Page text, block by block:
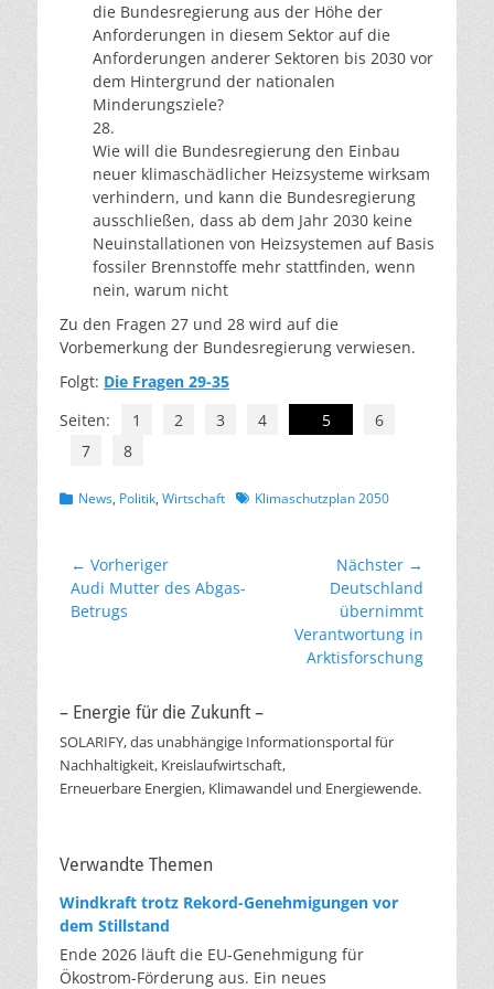
die Bundesregierung aus der Höhe der
Anforderungen in diesem Sektor auf die
Anforderungen anderer Sektoren bis 2030 vor
dem Hintergrund der nationalen
Minderungsziele?
28.
Wie will die Bundesregierung den Einbau
neuer klimaschädlicher Heizsysteme wirksam
verhindern, und kann die Bundesregierung
ausschließen, dass ab dem Jahr 2030 keine
Neuinstallationen von Heizsystemen auf Basis
fossiler Brennstoffe mehr stattfinden, wenn
nein, warum nicht
Zu den Fragen 27 und 28 wird auf die
Vorbemerkung der Bundesregierung verwiesen.
Folgt: Die Fragen 29-35
Seiten:
1 2 3 4 5
6
7
8
Kategorien
News, Politik, Wirtschaft Schlagworte
Klimaschutzplan 2050
Beitragsnavigation
← Vorheriger
Vorheriger
Beitrag:
Audi Mutter des Abgas-
Betrugs
Nächster →
Deutschland
übernimmt
Verantwortung in
Arktisforschung
– Energie für die Zukunft –
SOLARIFY, das unabhängige Informationsportal für
Nachhaltigkeit, Kreislaufwirtschaft,
Erneuerbare Energien, Klimawandel und Energiewende.
Verwandte Themen
Windkraft trotz Rekord-Genehmigungen vor
dem Stillstand
Ende 2026 läuft die EU-Genehmigung für
Ökostrom-Förderung aus. Ein neues